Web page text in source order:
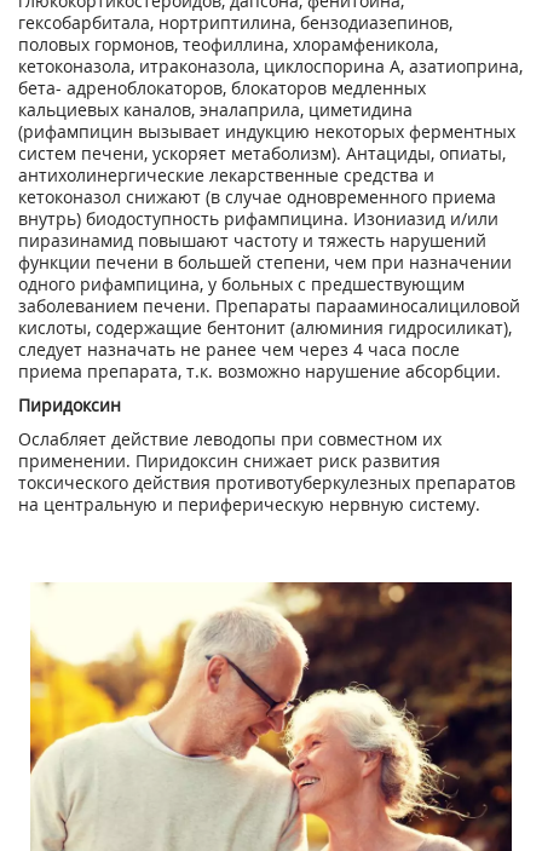
гексобарбитала, нортриптилина, бензодиазепинов,
половых гормонов, теофиллина, хлорамфеникола,
кетоконазола, итраконазола, циклоспорина А, азатиоприна,
бета- адреноблокаторов, блокаторов медленных
кальциевых каналов, эналаприла, циметидина
(рифампицин вызывает индукцию некоторых ферментных
систем печени, ускоряет метаболизм). Антациды, опиаты,
антихолинергические лекарственные средства и
кетоконазол снижают (в случае одновременного приема
внутрь) биодоступность рифампицина. Изониазид и/или
пиразинамид повышают частоту и тяжесть нарушений
функции печени в большей степени, чем при назначении
одного рифампицина, у больных с предшествующим
заболеванием печени. Препараты парааминосалициловой
кислоты, содержащие бентонит (алюминия гидросиликат),
следует назначать не ранее чем через 4 часа после
приема препарата, т.к. возможно нарушение абсорбции.
Пиридоксин
Ослабляет действие леводопы при совместном их
применении. Пиридоксин снижает риск развития
токсического действия противотуберкулезных препаратов
на центральную и периферическую нервную систему.